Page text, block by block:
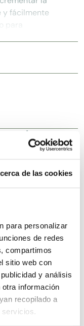
de las cookies
para personalizar
de redes
compartimos
sitio web con
y análisis
información
recopilado a
servicios.
y fácilmente
excelente